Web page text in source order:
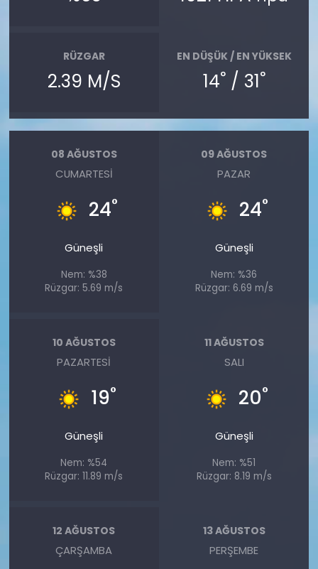
RÜZGAR
2.39 M/S
EN DÜŞÜK / EN YÜKSEK
14°/ 31°
08 AĞUSTOS
CUMARTESI
24°
Güneşli
Nem: %38
Rüzgar: 5.69 m/s
09 AĞUSTOS
PAZAR
24°
Güneşli
Nem: %36
Rüzgar: 6.69 m/s
10 AĞUSTOS
PAZARTESI
19°
Güneşli
Nem: %54
Rüzgar: 11.89 m/s
11 AĞUSTOS
SALI
20°
Güneşli
Nem: %51
Rüzgar: 8.19 m/s
12 AĞUSTOS
ÇARŞAMBA
13 AĞUSTOS
PERŞEMBE